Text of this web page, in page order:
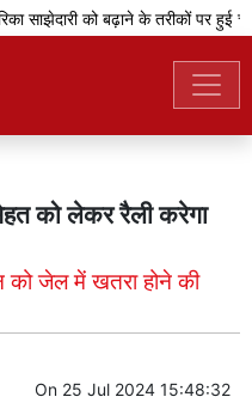
को बढ़ाने के तरीकों पर हुई चर्चा
को लेकर रैली करेगा
को जेल में खतरा होने की
On 25 Jul 2024 15:48:32